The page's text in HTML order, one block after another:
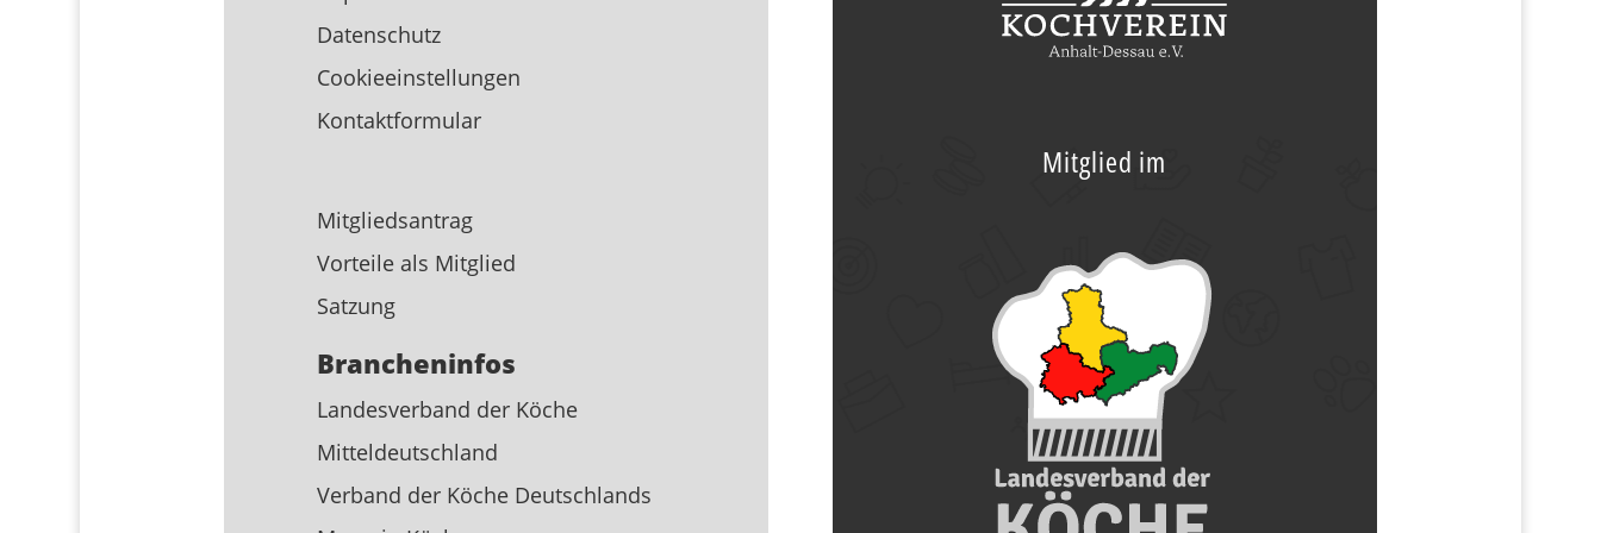
Datenschutz
Cookieeinstellungen
Kontaktformular
Mitgliedsantrag
Vorteile als Mitglied
Satzung
Brancheninfos
Landesverband der Köche
Mitteldeutschland
Verband der Köche Deutschlands
Mitglied im